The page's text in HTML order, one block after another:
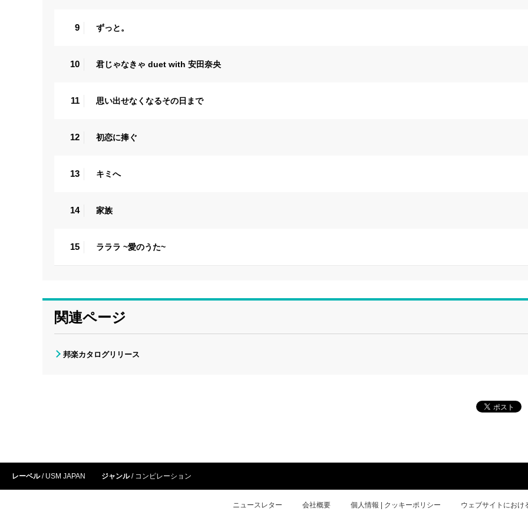
9 ずっと。
10 君じゃなきゃ duet with 安田奈央
11 思い出せなくなるその日まで
12 初恋に捧ぐ
13 キミへ
14 家族
15 ラララ ~愛のうた~
関連ページ
邦楽カタログリリース
レーベル USM JAPAN ジャンル コンピレーション
ニュースレター 会社概要 個人情報 | クッキーポリシー ウェブサイトにおけ